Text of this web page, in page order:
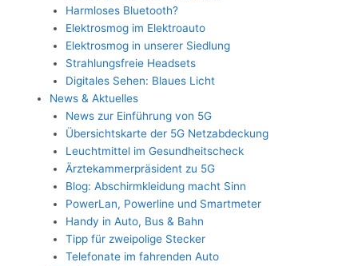
Harmloses Bluetooth?
Elektrosmog im Elektroauto
Elektrosmog in unserer Siedlung
Strahlungsfreie Headsets
Digitales Sehen: Blaues Licht
News & Aktuelles
News zur Einführung von 5G
Übersichtskarte der 5G Netzabdeckung
Leuchtmittel im Gesundheitscheck
Ärztekammerpräsident zu 5G
Blog: Abschirmkleidung macht Sinn
PowerLan, Powerline und Smartmeter
Handy in Auto, Bus & Bahn
Tipp für zweipolige Stecker
Telefonate im fahrenden Auto